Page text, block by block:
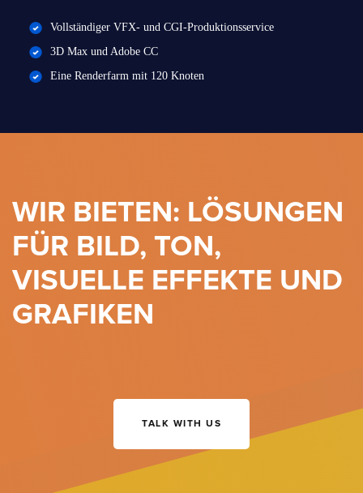
Vollständiger VFX- und CGI-Produktionsservice
3D Max und Adobe CC
Eine Renderfarm mit 120 Knoten
WIR BIETEN: LÖSUNGEN
FÜR BILD, TON,
VISUELLE EFFEKTE UND
GRAFIKEN
TALK WITH US